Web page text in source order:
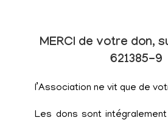
MERCI de votre don,
621385-9
l’Association ne vit que de
Les dons sont